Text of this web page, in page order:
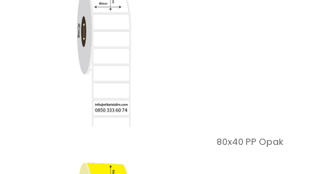
80x40 PP Opak